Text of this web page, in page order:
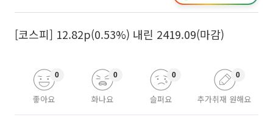
[코스피] 12.82p(0.53%) 내린 2419.09(마감)
좋아요
0
화나요
0
슬퍼요
0
추가취재 원해요
0